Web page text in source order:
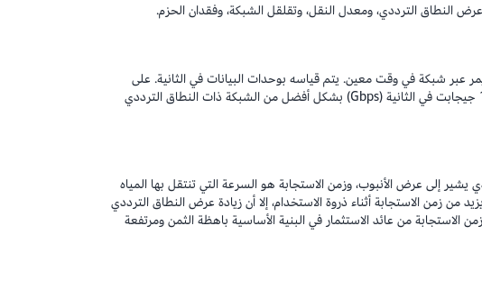
النطاق الترددي، ومعدل النقل، وتقلقل الشبكة، وفقدان الحزم.
عبر شبكة في وقت معين. يتم قياسه بوحدات البيانات في الثانية. على
سبيل المثال، غالبًا ما تعمل الشبكة ذات النطاق الترددي 1 جيجابت في الثانية (Gbps) بشكل أفضل من الشبكة ذات النطاق الترددي
إلى عرض الأنبوب، وزمن الاستجابة هو السرعة التي تنتقل بها المياه
من زمن الاستجابة أثناء ذروة الاستخدام، إلا أن زيادة عرض النطاق الترددي
الاستجابة من عائد الاستثمار في البنية الأساسية باهظة الثمن ومرتفعة